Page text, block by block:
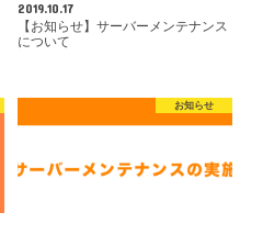
2019.10.17
【お知らせ】サーバーメンテナンス
について
お知らせ